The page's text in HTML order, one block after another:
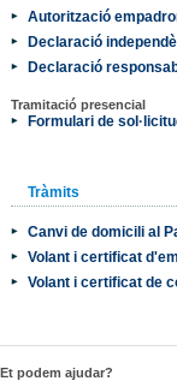
Autorització
Declaració
Declaració
Tramitació presencial
Formulari de
Tràmits
Canvi de domicili al
Volant i certificat
Volant i certificat de
Et podem ajudar?